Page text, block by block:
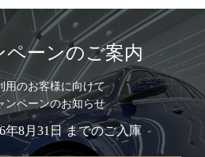
ペーンのご案内
用のお客様に向けて
ンペーンのお知らせ
年8月31日 までのご入庫